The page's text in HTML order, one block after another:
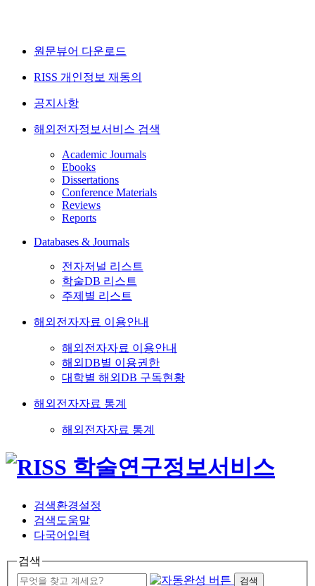
원문뷰어 다운로드
RISS 개인정보 재동의
공지사항
해외전자정보서비스 검색
Academic Journals
Ebooks
Dissertations
Conference Materials
Reviews
Reports
Databases & Journals
전자저널 리스트
학술DB 리스트
주제별 리스트
해외전자자료 이용안내
해외전자자료 이용안내
해외DB별 이용권한
대학별 해외DB 구독현황
해외전자자료 통계
해외전자자료 통계
검색환경설정
검색도움말
다국어입력
검색
검색